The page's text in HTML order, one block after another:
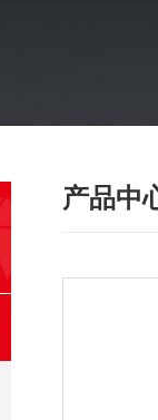
产品中